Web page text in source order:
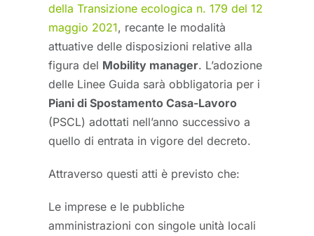
della Transizione ecologica n. 179 del 12
maggio 2021, recante le modalità
attuative delle disposizioni relative alla
figura del Mobility manager. L’adozione
delle Linee Guida sarà obbligatoria per i
Piani di Spostamento Casa-Lavoro
(PSCL) adottati nell’anno successivo a
quello di entrata in vigore del decreto.
Attraverso questi atti è previsto che:
Le imprese e le pubbliche
amministrazioni con singole unità locali